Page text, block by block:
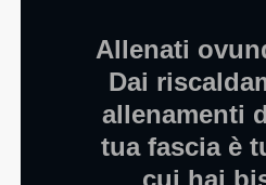
Allenati
Dai
allenamenti
tua fascia è